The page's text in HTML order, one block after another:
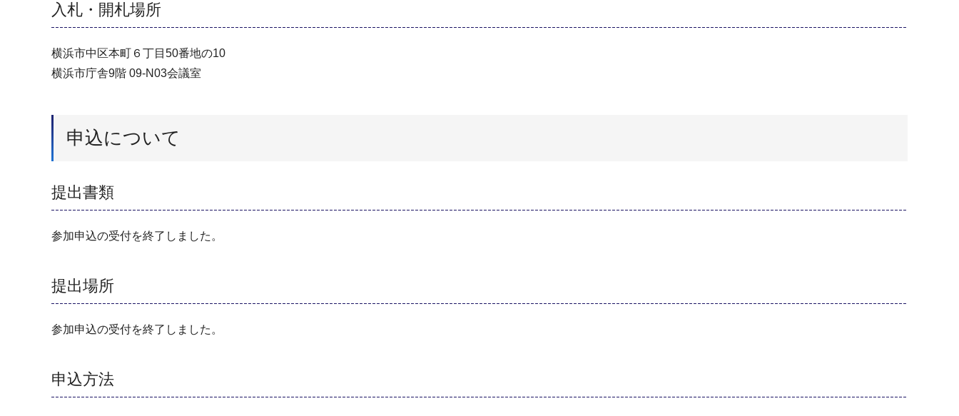
入札・開札場所
横浜市中区本町６丁目50番地の10
横浜市庁舎9階 09-N03会議室
申込について
提出書類
参加申込の受付を終了しました。
提出場所
参加申込の受付を終了しました。
申込方法